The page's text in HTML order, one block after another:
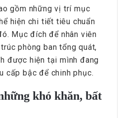
gồm những vị trí mục
hiện chi tiết tiêu chuẩn
Mục đích để nhân viên
phòng ban tổng quát,
được hiện tại mình đang
cấp bậc để chinh phục.
khó khăn, bất